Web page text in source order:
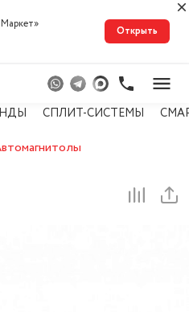
Открыть
СПЛИТ-СИСТЕМЫ